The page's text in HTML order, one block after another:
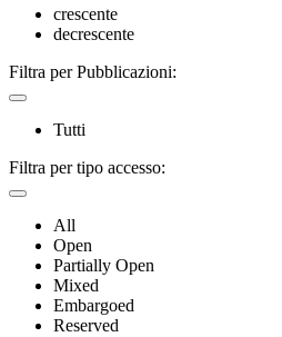
crescente
decrescente
Filtra per Pubblicazioni:
Tutti
Filtra per tipo accesso:
All
Open
Partially Open
Mixed
Embargoed
Reserved